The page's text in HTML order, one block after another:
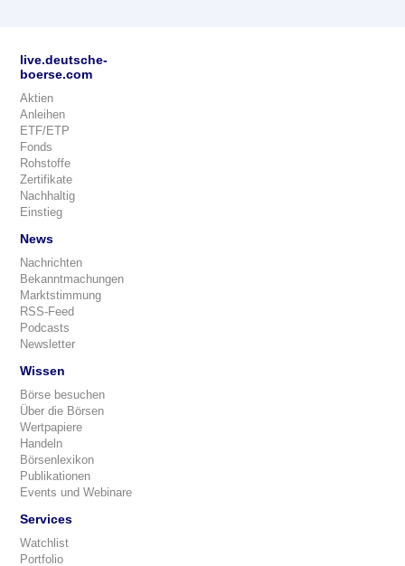
live.deutsche-
boerse.com
Aktien
Anleihen
ETF/ETP
Fonds
Rohstoffe
Zertifikate
Nachhaltig
Einstieg
News
Nachrichten
Bekanntmachungen
Marktstimmung
RSS-Feed
Podcasts
Newsletter
Wissen
Börse besuchen
Über die Börsen
Wertpapiere
Handeln
Börsenlexikon
Publikationen
Events und Webinare
Services
Watchlist
Portfolio